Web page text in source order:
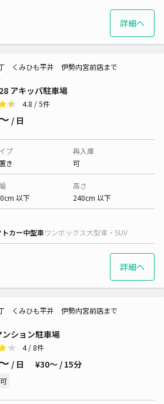
詳細へ
アキッパ駐車場
くみひも平井 伊勢内宮前店まで
4.8 / 5件
/ 日
プ
き
再入庫
可
以下
高さ
240cm 以下
トカー中型車ワンボックス大型車・SUV
詳細へ
ション駐車場
くみひも平井 伊勢内宮前店まで
4/ 8件
/ 日 ¥30〜 / 15分